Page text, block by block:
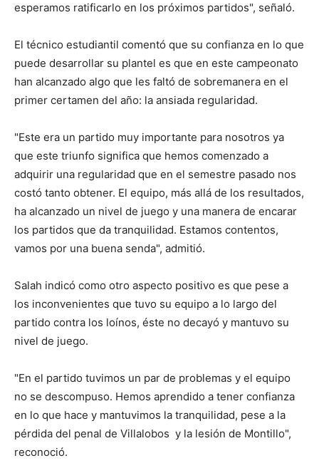
esperamos ratificarlo en los próximos partidos", señaló.
El técnico estudiantil comentó que su confianza en lo que
puede desarrollar su plantel es que en este campeonato
han alcanzado algo que les faltó de sobremanera en el
primer certamen del año: la ansiada regularidad.
"Este era un partido muy importante para nosotros ya
que este triunfo significa que hemos comenzado a
adquirir una regularidad que en el semestre pasado nos
costó tanto obtener. El equipo, más allá de los resultados,
ha alcanzado un nivel de juego y una manera de encarar
los partidos que da tranquilidad. Estamos contentos,
vamos por una buena senda", admitió.
Salah indicó como otro aspecto positivo es que pese a
los inconvenientes que tuvo su equipo a lo largo del
partido contra los loínos, éste no decayó y mantuvo su
nivel de juego.
"En el partido tuvimos un par de problemas y el equipo
no se descompuso. Hemos aprendido a tener confianza
en lo que hace y mantuvimos la tranquilidad, pese a la
pérdida del penal de Villalobos y la lesión de Montillo",
reconoció.